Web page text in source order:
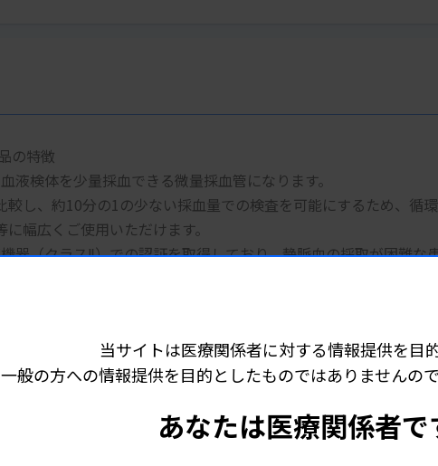
の特徴
液検体を少量採血できる微量採血管になります。
し、約10分の1の少ない採血量での検査を可能にするため、循
幅広くご使用いただけます。
器（クラスⅡ）での認証を取得しており、静脈血の採取が困難な
当サイトは医療関係者に対する情報提供を目
一般の方への情報提供を目的としたものではありませんの
あなたは医療関係者で